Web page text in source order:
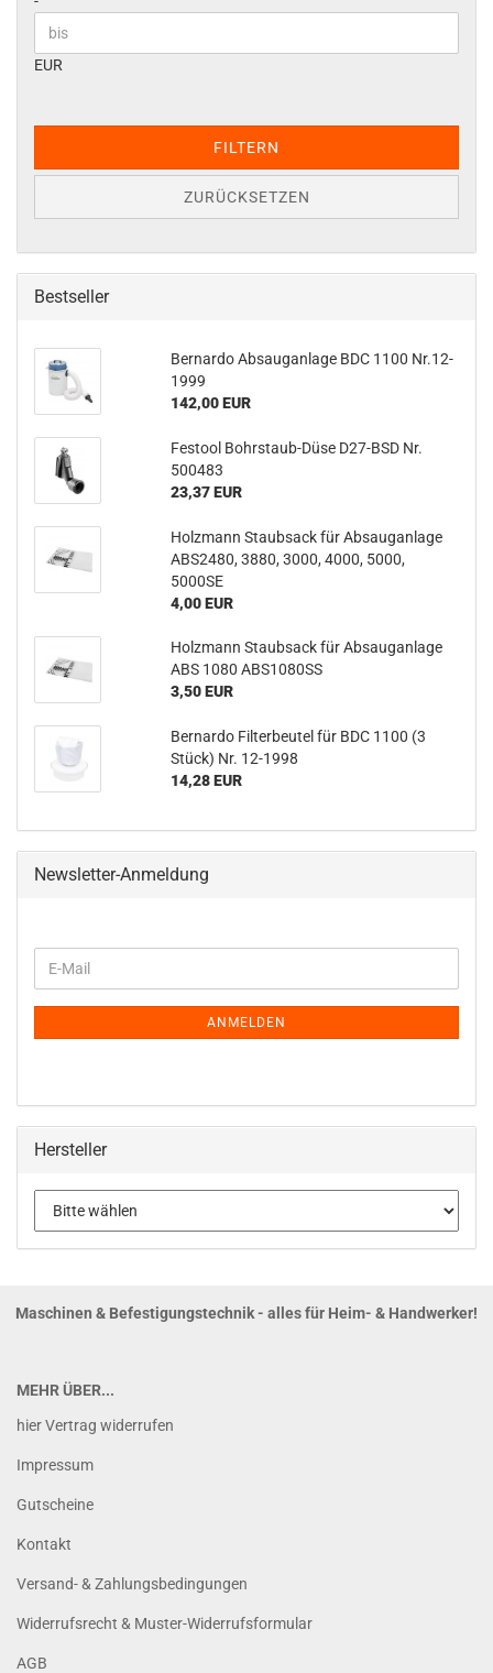
EUR
FILTERN
ZURÜCKSETZEN
Bestseller
Bernardo Absauganlage BDC 1100 Nr.12-
1999
142,00 EUR
Festool Bohrstaub-Düse D27-BSD Nr.
500483
23,37 EUR
Holzmann Staubsack für Absauganlage
ABS2480, 3880, 3000, 4000, 5000,
5000SE
4,00 EUR
Holzmann Staubsack für Absauganlage
ABS 1080 ABS1080SS
3,50 EUR
Bernardo Filterbeutel für BDC 1100 (3
Stück) Nr. 12-1998
14,28 EUR
Newsletter-Anmeldung
ZUR
E-
Mail
ANMELDEN
Hersteller
Maschinen & Befestigungstechnik - alles für Heim- & Handwerker!
MEHR ÜBER...
hier Vertrag widerrufen
Impressum
Gutscheine
Kontakt
Versand- & Zahlungsbedingungen
Widerrufsrecht & Muster-Widerrufsformular
AGB